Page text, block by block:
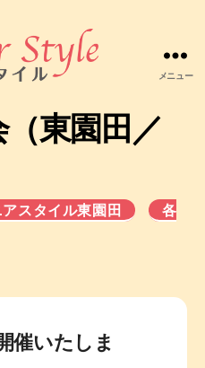
会
社
ア
メニュー
東園田／
アスタイル東園田
各
催いたしま